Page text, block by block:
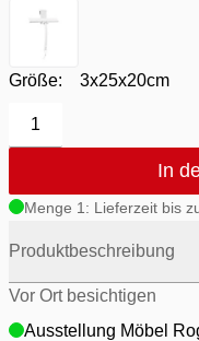
Farbton
Größe: 3x25x20cm
1
In
Menge 1: Lieferzeit bis
Produktbeschreibung
Vor Ort besichtigen
Ausstellung Möbel